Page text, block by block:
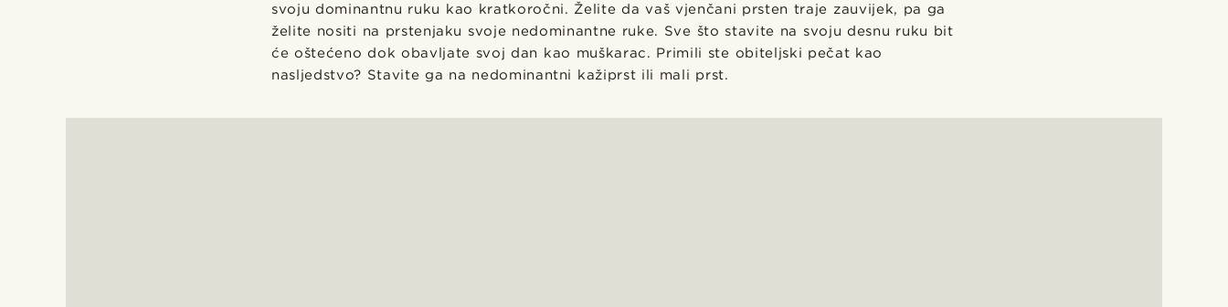
svoju dominantnu ruku kao kratkoročni. Želite da vaš vjenčani prsten traje zauvijek, pa ga
želite nositi na prstenjaku svoje nedominantne ruke. Sve što stavite na svoju desnu ruku bit
će oštećeno dok obavljate svoj dan kao muškarac. Primili ste obiteljski pečat kao
nasljedstvo? Stavite ga na nedominantni kažiprst ili mali prst.